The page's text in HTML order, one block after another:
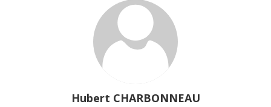
Hubert CHARBONNEAU